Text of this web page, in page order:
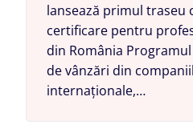
lansează primul traseu
certificare pentru
din România
de vânzări din
internaționale,…